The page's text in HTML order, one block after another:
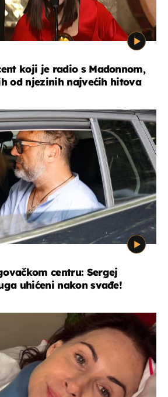
koji je radio s Madonnom,
od njezinih najvećih hitova
centru: Sergej
uhićeni nakon svađe!